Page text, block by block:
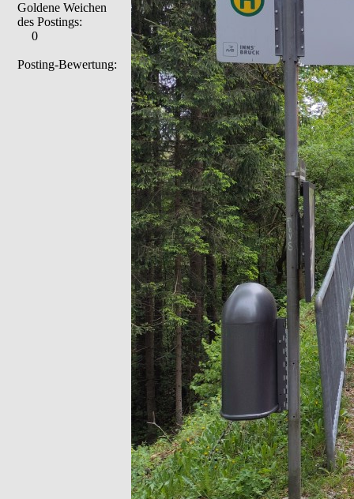
Goldene Weichen
des Postings:
0
Posting-Bewertung: